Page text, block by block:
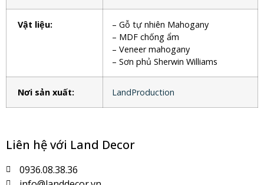
Vật liệu:
– Gỗ tự nhiên Mahogany
– MDF chống ẩm
– Veneer mahogany
– Sơn phủ Sherwin Williams
Nơi sản xuất: LandProduction
Liên hệ với Land Decor
0936.08.38.36